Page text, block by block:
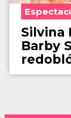
Silvina
Barby